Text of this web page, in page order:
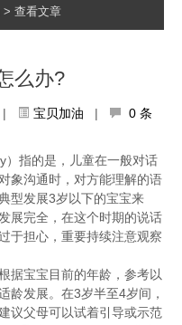
> 查看文章
么办?
| 宝贝加油 |
0 条
）指的是，儿童在一般对话
象沟通时，对方能理解的语
型发展3岁以下的宝宝来
展完全，在这个时期的说话
于担心，重要持续注意观察
据宝宝目前的年龄，参考以
龄发展。在3岁半至4岁间，
议父母可以试着引导或示范